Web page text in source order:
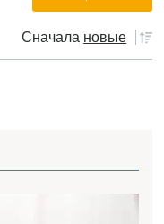
Сначала новые